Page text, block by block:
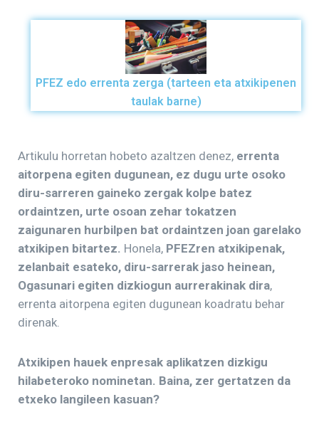
PFEZ edo errenta zerga (tarteen eta atxikipenen
taulak barne)
Artikulu horretan hobeto azaltzen denez, errenta
aitorpena egiten dugunean, ez dugu urte osoko
diru-sarreren gaineko zergak kolpe batez
ordaintzen, urte osoan zehar tokatzen
zaigunaren hurbilpen bat ordaintzen joan garelako
atxikipen bitartez. Honela, PFEZren atxikipenak,
zelanbait esateko, diru-sarrerak jaso heinean,
Ogasunari egiten dizkiogun aurrerakinak dira,
errenta aitorpena egiten dugunean koadratu behar
direnak.
Atxikipen hauek enpresak aplikatzen dizkigu
hilabeteroko nominetan. Baina, zer gertatzen da
etxeko langileen kasuan?